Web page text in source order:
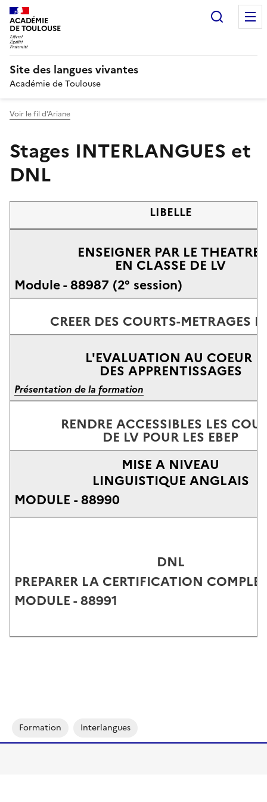
ACADÉMIE
DE TOULOUSE
Site des langues vivantes
Académie de Toulouse
Voir le fil d’Ariane
Stages INTERLANGUES et
DNL
LIBELLE
ENSEIGNER PAR LE THEATRE
EN CLASSE DE LV
Module - 88987 (2° session)
CREER DES COURTS-METRAGES
L'EVALUATION AU COEUR
DES APPRENTISSAGES
Présentation de la formation
RENDRE ACCESSIBLES LES
DE LV POUR LES EBEP
MISE A NIVEAU
LINGUISTIQUE ANGLAIS
MODULE - 88990
DNL
PREPARER LA CERTIFICATION
MODULE - 88991
Formation Interlangues